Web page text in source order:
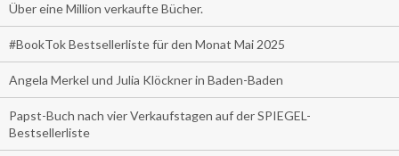
Über eine Million verkaufte Bücher.
#BookTok Bestsellerliste für den Monat Mai 2025
Angela Merkel und Julia Klöckner in Baden-Baden
Papst-Buch nach vier Verkaufstagen auf der SPIEGEL-
Bestsellerliste